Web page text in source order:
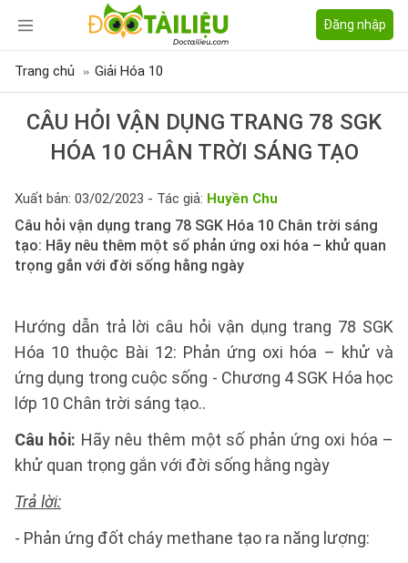
Đăng nhập
Trang chủ Giải Hóa 10
CÂU HỎI VẬN DỤNG TRANG 78 SGK
HÓA 10 CHÂN TRỜI SÁNG TẠO
Xuất bản: 03/02/2023 - Tác giả: Huyền Chu
Câu hỏi vận dụng trang 78 SGK Hóa 10 Chân trời sáng
tạo: Hãy nêu thêm một số phản ứng oxi hóa – khử quan
trọng gắn với đời sống hằng ngày
Hướng dẫn trả lời câu hỏi vận dụng trang 78 SGK
Hóa 10 thuộc Bài 12: Phản ứng oxi hóa – khử và
ứng dụng trong cuộc sống - Chương 4 SGK Hóa học
lớp 10 Chân trời sáng tạo..
Câu hỏi: Hãy nêu thêm một số phản ứng oxi hóa –
khử quan trọng gắn với đời sống hằng ngày
Trả lời:
- Phản ứng đốt cháy methane tạo ra năng lượng: